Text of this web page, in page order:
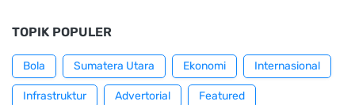
TOPIK POPULER
Bola Sumatera Utara Ekonomi Internasional
Infrastruktur Advertorial Featured